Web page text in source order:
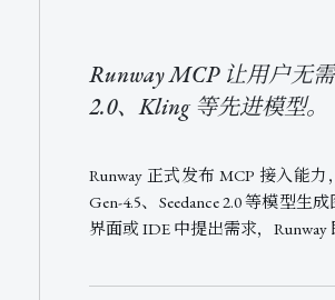
Runway MCP 让用户无
2.0、Kling 等先进模型。
Runway 正式发布 MCP 接入能
Gen-4.5、Seedance 2.0 等模型
界面或 IDE 中提出需求，Runway